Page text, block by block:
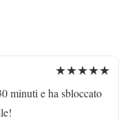
★★★★★
minuti e ha sbloccato